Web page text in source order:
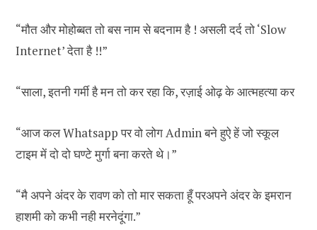
“मौत और मोहोब्बत तो बस नाम से बदनाम है ! असली दर्द तो ‘Slow
Internet’ देता है !!”
“साला, इतनी गर्मी है मन तो कर रहा कि, रज़ाई ओढ़ के आत्महत्या कर
“आज कल Whatsapp पर वो लोग Admin बने हुऐ हें जो स्कूल
टाइम में दो दो घण्टे मुर्गा बना करते थे।”
“मै अपने अंदर के रावण को तो मार सकता हूँ परअपने अंदर के इमरान
हाशमी को कभी नही मरनेदूंगा.”